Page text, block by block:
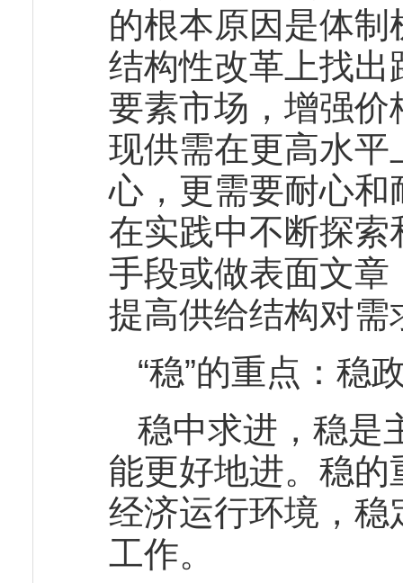
的根本原因是体
结构性改革上找
要素市场，增强
现供需在更高水
心，更需要耐心
在实践中不断探
手段或做表面文
提高供给结构对
“稳”的重点：稳
稳中求进，稳是
能更好地进。稳
经济运行环境，
工作。